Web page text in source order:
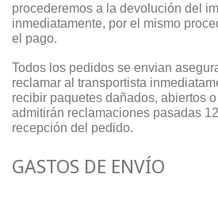
procederemos a la devolución del
inmediatamente, por el mismo
el pago.
Todos los pedidos se envian
reclamar al transportista
recibir paquetes dañados, abiertos
admitirán reclamaciones pasadas
recepción del pedido.
GASTOS DE ENVÍO